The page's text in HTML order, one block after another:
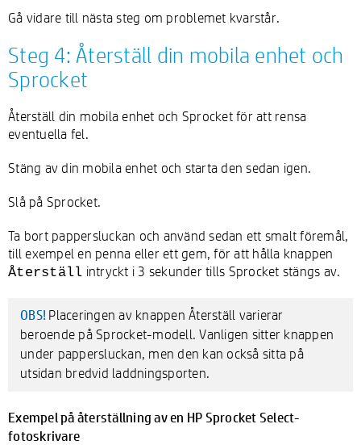
Gå vidare till nästa steg om problemet kvarstår.
Steg 4: Återställ din mobila enhet och
Sprocket
Återställ din mobila enhet och Sprocket för att rensa
eventuella fel.
Stäng av din mobila enhet och starta den sedan igen.
Slå på Sprocket.
Ta bort pappersluckan och använd sedan ett smalt föremål,
till exempel en penna eller ett gem, för att hålla knappen
Återställ intryckt i 3 sekunder tills Sprocket stängs av.
OBS! Placeringen av knappen Återställ varierar
beroende på Sprocket-modell. Vanligen sitter knappen
under pappersluckan, men den kan också sitta på
utsidan bredvid laddningsporten.
Exempel på återställning av en HP Sprocket Select-
fotoskrivare